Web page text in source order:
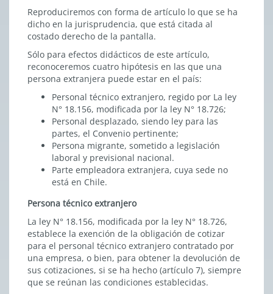
Reproduciremos con forma de artículo lo que se ha
dicho en la jurisprudencia, que está citada al
costado derecho de la pantalla.
Sólo para efectos didácticos de este artículo,
reconoceremos cuatro hipótesis en las que una
persona extranjera puede estar en el país:
Personal técnico extranjero, regido por La ley
N° 18.156, modificada por la ley N° 18.726;
Personal desplazado, siendo ley para las
partes, el Convenio pertinente;
Persona migrante, sometido a legislación
laboral y previsional nacional.
Parte empleadora extranjera, cuya sede no
está en Chile.
Persona técnico extranjero
La ley N° 18.156, modificada por la ley N° 18.726,
establece la exención de la obligación de cotizar
para el personal técnico extranjero contratado por
una empresa, o bien, para obtener la devolución de
sus cotizaciones, si se ha hecho (artículo 7), siempre
que se reúnan las condiciones establecidas.